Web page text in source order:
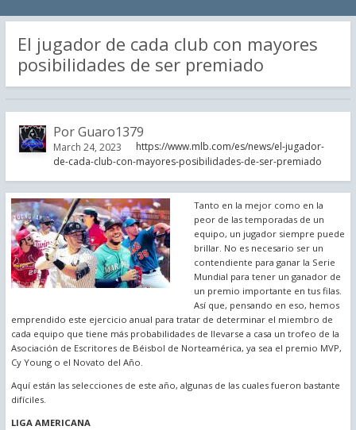
El jugador de cada club con mayores
posibilidades de ser premiado
PorGuaro1379
March 24, 2023
https://www.mlb.com/es/news/el-jugador-
de-cada-club-con-mayores-posibilidades-de-ser-premiado
Tanto en la mejor como en la
peor de las temporadas de un
equipo, un jugador siempre puede
brillar. No es necesario ser un
contendiente para ganar la Serie
Mundial para tener un ganador de
un premio importante en tus filas.
Así que, pensando en eso, hemos
emprendido este ejercicio anual para tratar de determinar el miembro de
cada equipo que tiene más probabilidades de llevarse a casa un trofeo de la
Asociación de Escritores de Béisbol de Norteamérica, ya sea el premio MVP,
Cy Young o el Novato del Año.
Aquí están las selecciones de este año, algunas de las cuales fueron bastante
difíciles.
LIGA AMERICANA